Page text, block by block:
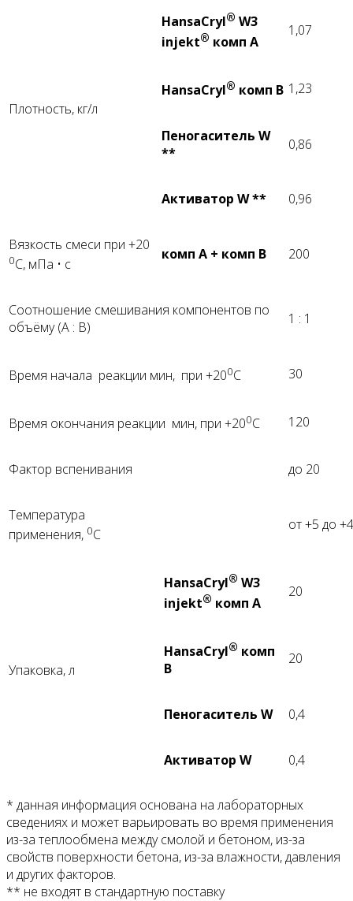
Плотность, кг/л
HansaCryl® W3
injekt® комп А
1,07
HansaCryl® комп В 1,23
Пеногаситель W
**
0,86
Активатор W** 0,96
Вязкость смеси при +20
0С, мПа • с
комп А + комп В 200
Соотношение смешивания компонентов по
объёму (А : В)
1 : 1
Время начала реакции мин, при +200С 30
Время окончания реакции мин, при +200С 120
Фактор вспенивания до 20
Температура
применения, 0С
от +5 до
Упаковка, л
HansaCryl® W3
injekt® комп А
20
HansaCryl® комп
В
20
Пеногаситель W 0,4
Активатор W 0,4
* данная информация основана на лабораторных
сведениях и может варьировать во время применения
из-за теплообмена между смолой и бетоном, из-за
свойств поверхности бетона, из-за влажности, давления
и других факторов.
** не входят в стандартную поставку